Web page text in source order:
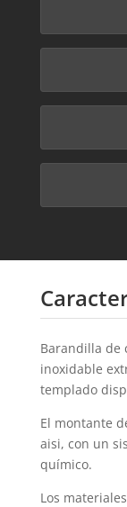
Barandilla de
inoxidable
templado
El montante
aisi, con un
químico.
Los